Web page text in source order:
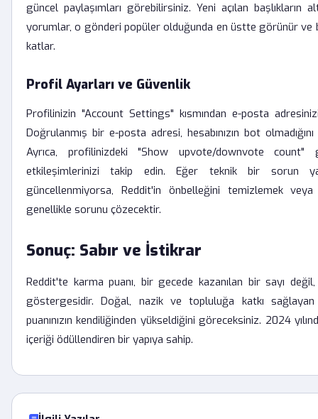
güncel paylaşımları görebilirsiniz. Yeni açılan başlıkların
yorumlar, o gönderi popüler olduğunda en üstte görünür ve
katlar.
Profil Ayarları ve Güvenlik
Profilinizin "Account Settings" kısmından e-posta
Doğrulanmış bir e-posta adresi, hesabınızın bot
Ayrıca, profilinizdeki "Show upvote/downvote
etkileşimlerinizi takip edin. Eğer teknik bir sorun
güncellenmiyorsa, Reddit'in önbelleğini temizlemek
genellikle sorunu çözecektir.
Sonuç: Sabır ve İstikrar
Reddit'te karma puanı, bir gecede kazanılan bir sayı
göstergesidir. Doğal, nazik ve topluluğa katkı
puanınızın kendiliğinden yükseldiğini göreceksiniz. 2024
içeriği ödüllendiren bir yapıya sahip.